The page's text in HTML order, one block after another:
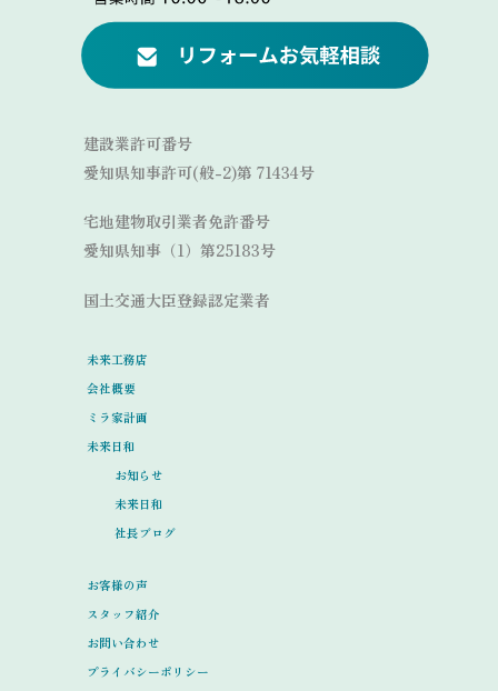
Link
建設業許可番号
愛知県知事許可(般-2)第 71434号
宅地建物取引業者免許番号
愛知県知事（1）第25183号
国土交通大臣登録認定業者
未来工務店
会社概要
ミラ家計画
未来日和
お知らせ
未来日和
社長ブログ
お客様の声
スタッフ紹介
お問い合わせ
プライバシーポリシー